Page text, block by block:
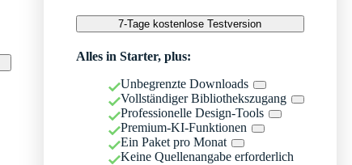
7-Tage kostenlose Testversion
Alles in Starter, plus:
Unbegrenzte Downloads
Vollständiger Bibliothekszugang
Professionelle Design-Tools
Premium-KI-Funktionen
Ein Paket pro Monat
Keine Quellenangabe erforderlich